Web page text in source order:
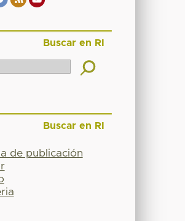
Buscar en RI
Buscar en RI
de publicación